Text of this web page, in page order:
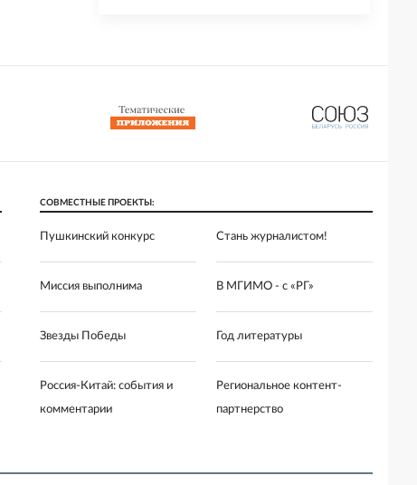
СОВМЕСТНЫЕ ПРОЕКТЫ:
Пушкинский конкурс Стань журналистом!
Миссия выполнима В МГИМО - с «РГ»
Звезды Победы Год литературы
Россия-Китай: события и
комментарии
Региональное контент-
партнерство